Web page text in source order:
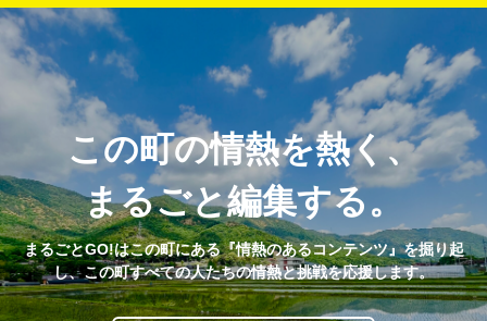
この町の情熱を熱く、
まるごと編集する。
まるごとGO!はこの町にある『情熱のあるコンテンツ』を掘り起
し、この町すべての人たちの情熱と挑戦を応援します。